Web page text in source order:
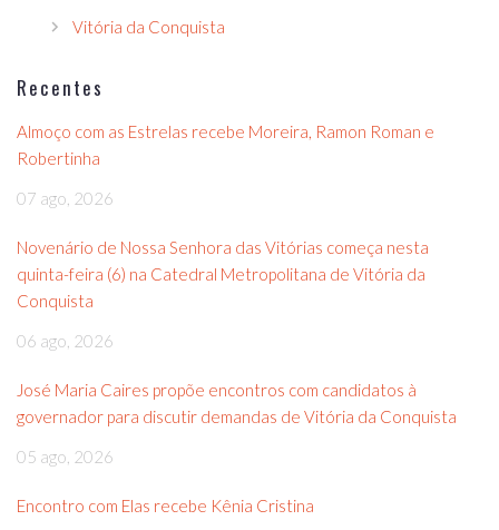
Vitória da Conquista
Recentes
Almoço com as Estrelas recebe Moreira, Ramon Roman e
Robertinha
07 ago, 2026
Novenário de Nossa Senhora das Vitórias começa nesta
quinta-feira (6) na Catedral Metropolitana de Vitória da
Conquista
06 ago, 2026
José Maria Caires propõe encontros com candidatos à
governador para discutir demandas de Vitória da Conquista
05 ago, 2026
Encontro com Elas recebe Kênia Cristina